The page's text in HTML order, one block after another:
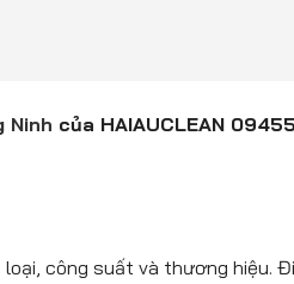
Ninh của HAIAUCLEAN
công suất và thương hiệu.